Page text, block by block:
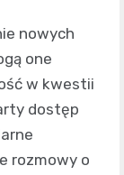
nowych
one
w kwestii
dostęp
rozmowy o